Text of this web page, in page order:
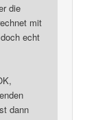
die
mit
echt
dann